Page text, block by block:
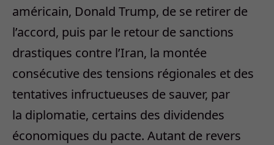
américain, Donald Trump, de se retirer de
l’accord, puis par le retour de sanctions
drastiques contre l’Iran, la montée
consécutive des tensions régionales et des
tentatives infructueuses de sauver, par
la diplomatie, certains des dividendes
économiques du pacte. Autant de revers